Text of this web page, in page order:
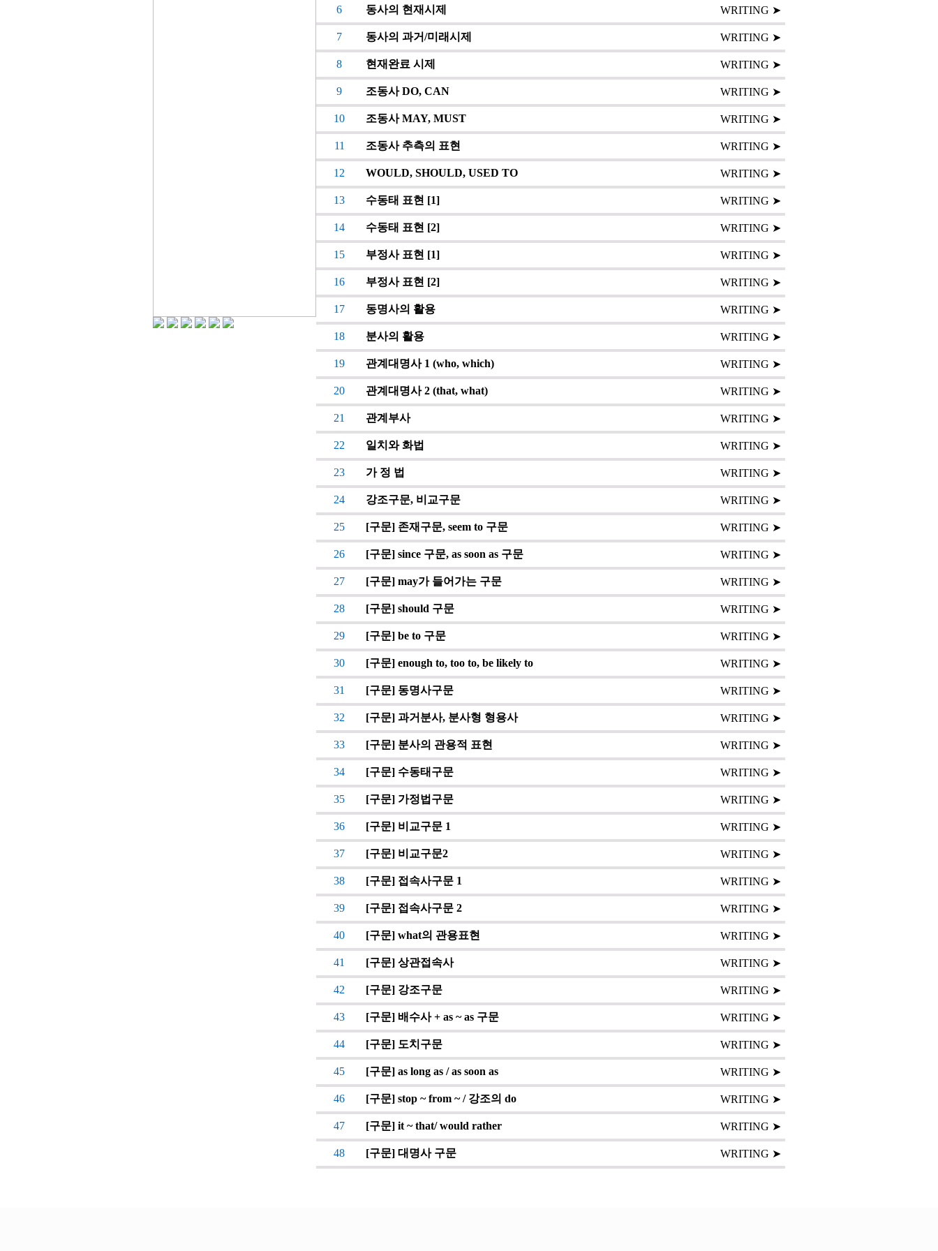
6 동사의 현재시제 WRITING ➤
7 동사의 과거/미래시제 WRITING ➤
8 현재완료 시제 WRITING ➤
9 조동사 DO, CAN WRITING ➤
10 조동사 MAY, MUST WRITING ➤
11 조동사 추측의 표현 WRITING ➤
12 WOULD, SHOULD, USED TO WRITING ➤
13 수동태 표현 [1] WRITING ➤
14 수동태 표현 [2] WRITING ➤
15 부정사 표현 [1] WRITING ➤
16 부정사 표현 [2] WRITING ➤
17 동명사의 활용 WRITING ➤
18 분사의 활용 WRITING ➤
19 관계대명사 1 (who, which) WRITING ➤
20 관계대명사 2 (that, what) WRITING ➤
21 관계부사 WRITING ➤
22 일치와 화법 WRITING ➤
23 가 정 법 WRITING ➤
24 강조구문, 비교구문 WRITING ➤
25 [구문] 존재구문, seem to 구문 WRITING ➤
26 [구문] since 구문, as soon as 구문 WRITING ➤
27 [구문] may가 들어가는 구문 WRITING ➤
28 [구문] should 구문 WRITING ➤
29 [구문] be to 구문 WRITING ➤
30 [구문] enough to, too to, be likely to WRITING ➤
31 [구문] 동명사구문 WRITING ➤
32 [구문] 과거분사, 분사형 형용사 WRITING ➤
33 [구문] 분사의 관용적 표현 WRITING ➤
34 [구문] 수동태구문 WRITING ➤
35 [구문] 가정법구문 WRITING ➤
36 [구문] 비교구문 1 WRITING ➤
37 [구문] 비교구문2 WRITING ➤
38 [구문] 접속사구문 1 WRITING ➤
39 [구문] 접속사구문 2 WRITING ➤
40 [구문] what의 관용표현 WRITING ➤
41 [구문] 상관접속사 WRITING ➤
42 [구문] 강조구문 WRITING ➤
43 [구문] 배수사 + as ~ as 구문 WRITING ➤
44 [구문] 도치구문 WRITING ➤
45 [구문] as long as / as soon as WRITING ➤
46 [구문] stop ~ from ~ / 강조의 do WRITING ➤
47 [구문] it ~ that/ would rather WRITING ➤
48 [구문] 대명사 구문 WRITING ➤